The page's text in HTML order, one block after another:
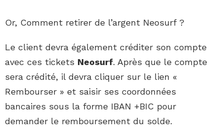
Or, Comment retirer de l’argent Neosurf ?
Le client devra également créditer son compte
avec ces tickets Neosurf. Après que le compte
sera crédité, il devra cliquer sur le lien «
Rembourser » et saisir ses coordonnées
bancaires sous la forme IBAN +BIC pour
demander le remboursement du solde.